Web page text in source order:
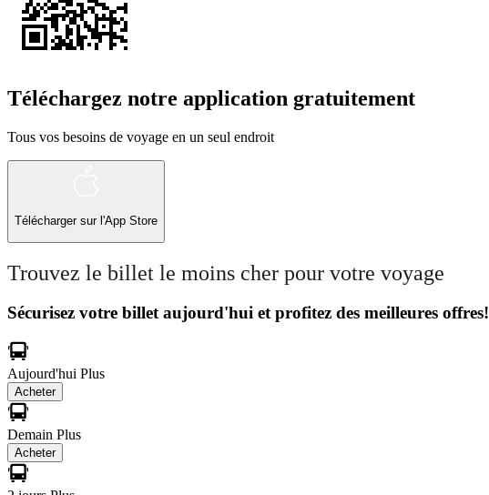
Téléchargez notre application gratuitement
Tous vos besoins de voyage en un seul endroit
Télécharger sur l'App Store
Trouvez le billet le moins cher pour votre voyage
Sécurisez votre billet aujourd'hui et profitez des meilleures offres!
Aujourd'hui Plus
Acheter
Demain Plus
Acheter